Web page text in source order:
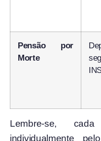
Pensão por
Morte
Lembre-se,
individualmente